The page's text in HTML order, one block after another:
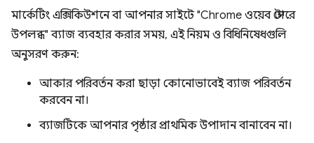
মার্কেটিং এক্সিকিউশনে বা আপনার সাইটে "Chrome ওয়েব স্টোরে
উপলব্ধ" ব্যাজ ব্যবহার করার সময়, এই নিয়ম ও বিধিনিষেধগুলি
অনুসরণ করুন:
আকার পরিবর্তন করা ছাড়া কোনোভাবেই ব্যাজ পরিবর্তন
করবেন না।
ব্যাজটিকে আপনার পৃষ্ঠার প্রাথমিক উপাদান বানাবেন না।